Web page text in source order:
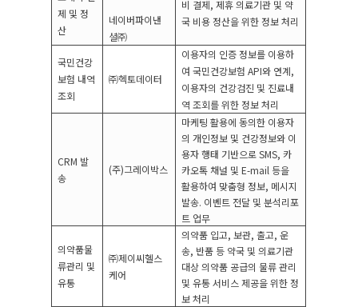
제 및 정
산
네이버파이낸
셜㈜
비 결제,제휴 의료기관 및 약
국 비용 정산을 위한 정보 처리
국민건강
보험 내역
조회
㈜헥토데이터
이용자의 인증 정보를 이용하
여 국민건강보험 API와 연계,
이용자의 건강검진 및 진료내
역 조회를 위한 정보 처리
CRM 발
송
(주)그레이박스
마케팅 활용에 동의한 이용자
의개인정보 및 건강정보와 이
용자 행태 기반으로SMS,카
카오톡 채널 및 E-mail 등을
활용하여 맞춤형 정보, 메시지
발송. 이벤트 전달 및 분석리포
트 업무
의약품물
류관리 및
유통
㈜제이씨헬스
케어
의약품 입고,보관,출고,운
송, 반품 등 약국 및 의료기관
대상 의약품 공급의 물류 관리
및 유통 서비스 제공을 위한 정
보 처리